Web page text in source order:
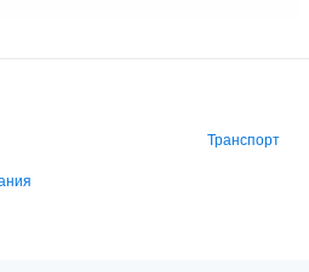
Транспорт